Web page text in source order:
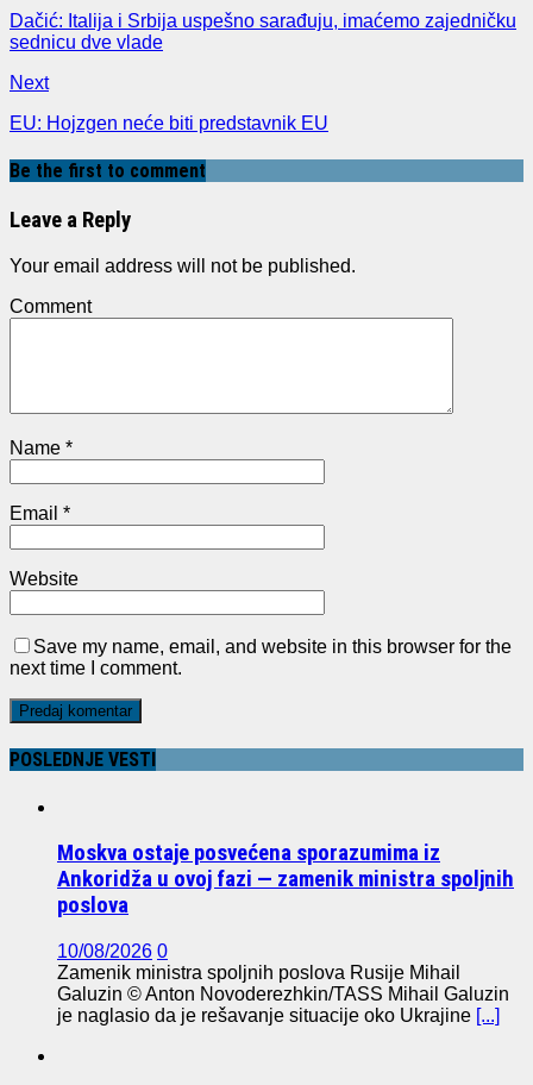
Dačić: Italija i Srbija uspešno sarađuju, imaćemo zajedničku
sednicu dve vlade
Next
EU: Hojzgen neće biti predstavnik EU
Be the first to comment
Leave a Reply
Your email address will not be published.
Comment
Name *
Email *
Website
Save my name, email, and website in this browser for the
next time I comment.
POSLEDNJE VESTI
Moskva ostaje posvećena sporazumima iz
Ankoridža u ovoj fazi — zamenik ministra spoljnih
poslova
10/08/2026 0
Zamenik ministra spoljnih poslova Rusije Mihail
Galuzin © Anton Novoderezhkin/TASS Mihail Galuzin
je naglasio da je rešavanje situacije oko Ukrajine [...]